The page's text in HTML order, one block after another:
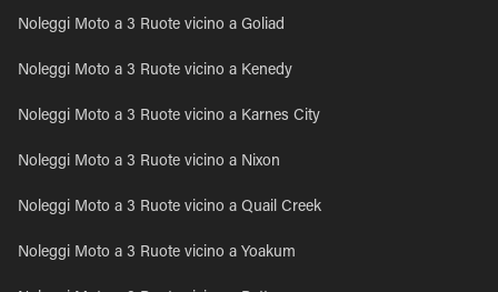
Noleggi Moto a 3 Ruote vicino a Goliad
Noleggi Moto a 3 Ruote vicino a Kenedy
Noleggi Moto a 3 Ruote vicino a Karnes City
Noleggi Moto a 3 Ruote vicino a Nixon
Noleggi Moto a 3 Ruote vicino a Quail Creek
Noleggi Moto a 3 Ruote vicino a Yoakum